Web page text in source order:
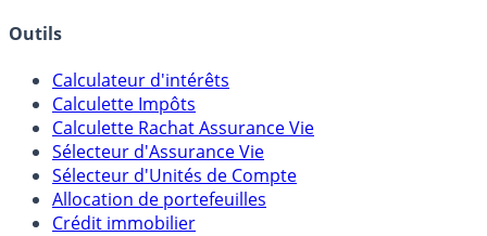
Outils
Calculateur d'intérêts
Calculette Impôts
Calculette Rachat Assurance Vie
Sélecteur d'Assurance Vie
Sélecteur d'Unités de Compte
Allocation de portefeuilles
Crédit immobilier